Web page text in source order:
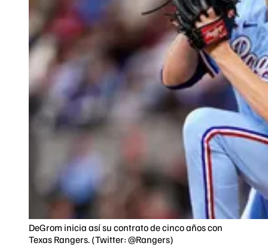
DeGrom inicia así su contrato de cinco años con
Texas Rangers. (Twitter: @Rangers)